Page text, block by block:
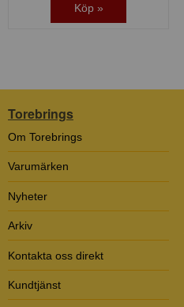
Köp »
Torebrings
Om Torebrings
Varumärken
Nyheter
Arkiv
Kontakta oss direkt
Kundtjänst